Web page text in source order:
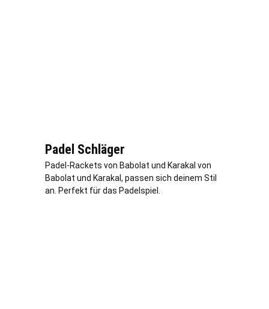
Padel Schläger
Padel-Rackets von Babolat und Karakal von
Babolat und Karakal, passen sich deinem Stil
an. Perfekt für das Padelspiel.